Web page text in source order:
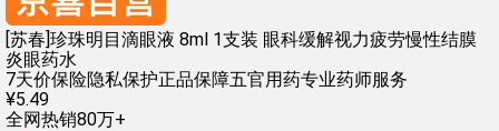
[苏春]珍珠明目滴眼液 8ml 1支装 眼科缓解视力疲劳慢性结膜
炎眼药水
7天价保险隐私保护正品保障五官用药专业药师服务
¥5.49
全网热销80万+